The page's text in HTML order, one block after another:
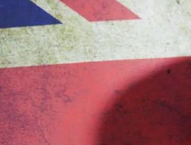
wahrheit
verlag
verlag
veranstaltungen